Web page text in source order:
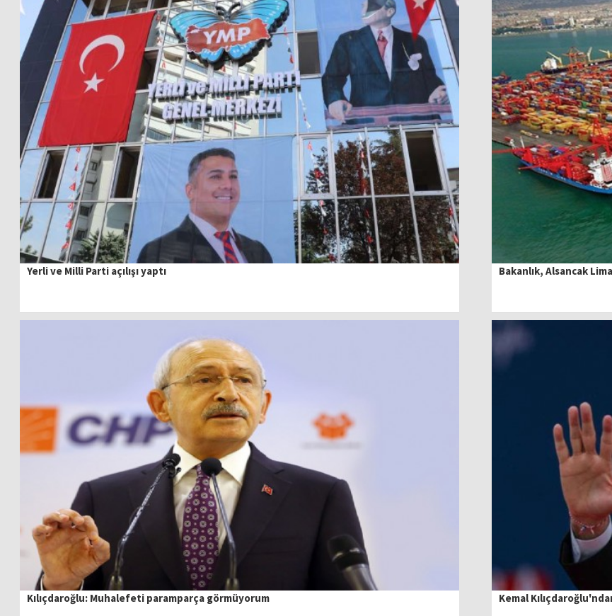
Yerli ve Milli Parti açılışı yaptı Bakanlık, Alsancak
Kılıçdaroğlu: Muhalefeti paramparça görmüyorum Kemal